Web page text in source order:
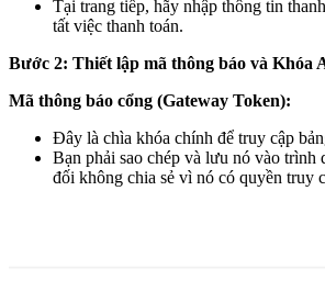
Tại trang tiếp, hãy nhập thông tin
tất việc thanh toán.
Bước 2: Thiết lập mã thông báo và Khóa
Mã thông báo cổng (Gateway Token):
Đây là chìa khóa chính để truy cập
Bạn phải sao chép và lưu nó vào trình
đối không chia sẻ vì nó có quyền truy